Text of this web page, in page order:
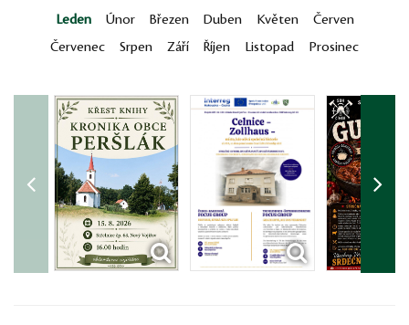
Leden Únor Březen Duben Květen
Červen
Červenec
Srpen Září Říjen Listopad Prosinec